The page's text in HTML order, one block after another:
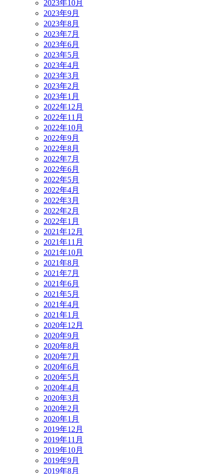
2023年10月
2023年9月
2023年8月
2023年7月
2023年6月
2023年5月
2023年4月
2023年3月
2023年2月
2023年1月
2022年12月
2022年11月
2022年10月
2022年9月
2022年8月
2022年7月
2022年6月
2022年5月
2022年4月
2022年3月
2022年2月
2022年1月
2021年12月
2021年11月
2021年10月
2021年8月
2021年7月
2021年6月
2021年5月
2021年4月
2021年1月
2020年12月
2020年9月
2020年8月
2020年7月
2020年6月
2020年5月
2020年4月
2020年3月
2020年2月
2020年1月
2019年12月
2019年11月
2019年10月
2019年9月
2019年8月